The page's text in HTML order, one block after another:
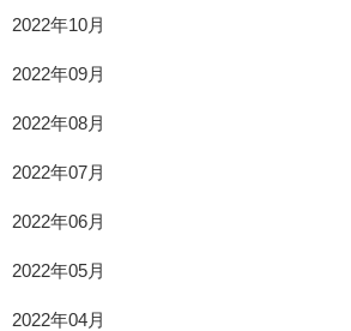
2022年10月
2022年09月
2022年08月
2022年07月
2022年06月
2022年05月
2022年04月